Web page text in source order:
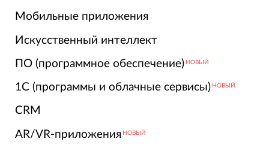
Мобильные приложения
Искусственный интеллект
ПО (программное обеспечение) НОВЫЙ
1С (программы и облачные сервисы) НОВЫЙ
CRM
AR/VR-приложения НОВЫЙ